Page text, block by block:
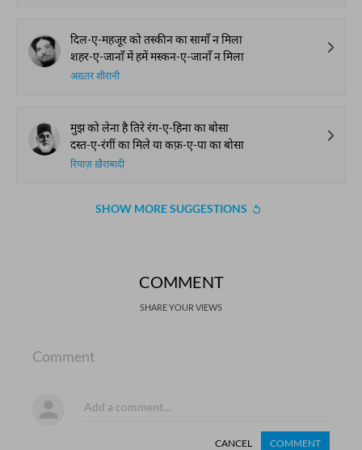
दिल-ए-महजूर को तस्कीन का सामाँ न मिला
शहर-ए-जानाँ में हमें मस्कन-ए-जानाँ न मिला
अख़्तर शीरानी
मुझ को लेना है तिरे रंग-ए-हिना का बोसा
दस्त-ए-रंगीं का मिले या कफ़-ए-पा का बोसा
रियाज़ ख़ैराबादी
SHOW MORE SUGGESTIONS
COMMENT
SHARE YOUR VIEWS
Comment
CANCEL COMMENT